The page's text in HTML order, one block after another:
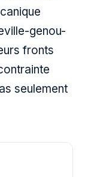
genou-
fronts
seulement